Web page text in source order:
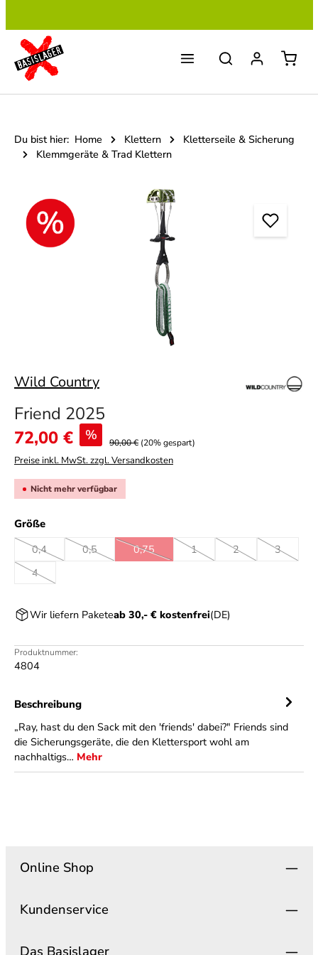
Du bist hier: Home Klettern
Kletterseile & Sicherung
Klemmgeräte & Trad Klettern
Wild Country
Friend 2025
Verkaufspreis:
72,00 € % 90,00 € (20% gespart)
Preise inkl. MwSt. zzgl. Versandkosten
Nicht mehr verfügbar
Größeauswählen
0,4
(Diese Option ist zurzeit nicht verfügbar.)
0,5
(Diese Option ist zurzeit nicht verfügbar.)
0,75
(Diese Option ist zurzeit nicht verfügbar.)
1
(Diese Option ist zurzeit nicht
2
(Diese Option ist
3
(Diese
4
(Diese Option ist zurzeit nicht verfügbar.)
Wir liefern Paketeab 30,- € kostenfrei(DE)
Produktnummer:
4804
Beschreibung
„Ray, hast du den Sack mit den 'friends' dabei?" Friends sind
die Sicherungsgeräte, die den Klettersport wohl am
nachhaltigs… Mehr
Online Shop
Kundenservice
Das Basislager